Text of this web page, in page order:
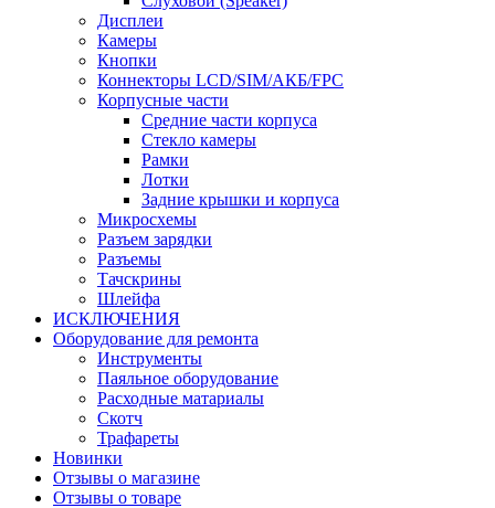
Дисплеи
Камеры
Кнопки
Коннекторы LCD/SIM/АКБ/FPC
Корпусные части
Средние части корпуса
Стекло камеры
Рамки
Лотки
Задние крышки и корпуса
Микросхемы
Разъем зарядки
Разъемы
Тачскрины
Шлейфа
ИСКЛЮЧЕНИЯ
Оборудование для ремонта
Инструменты
Паяльное оборудование
Расходные матариалы
Скотч
Трафареты
Новинки
Отзывы о магазине
Отзывы о товаре